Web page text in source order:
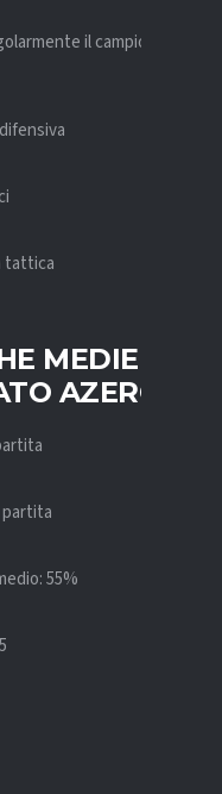
il campionato
tattica
MEDIE
AZERO ED
partita
55%